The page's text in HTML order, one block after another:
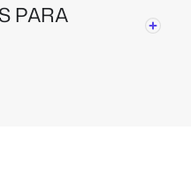
PARA